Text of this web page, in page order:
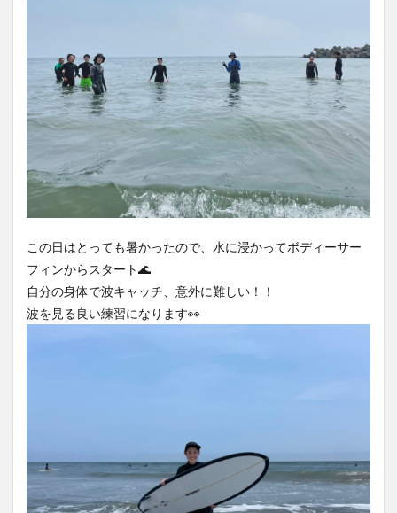
この日はとっても暑かったので、水に浸かってボディーサー
フィンからスタート🌊
自分の身体で波キャッチ、意外に難しい！！
波を見る良い練習になります👀